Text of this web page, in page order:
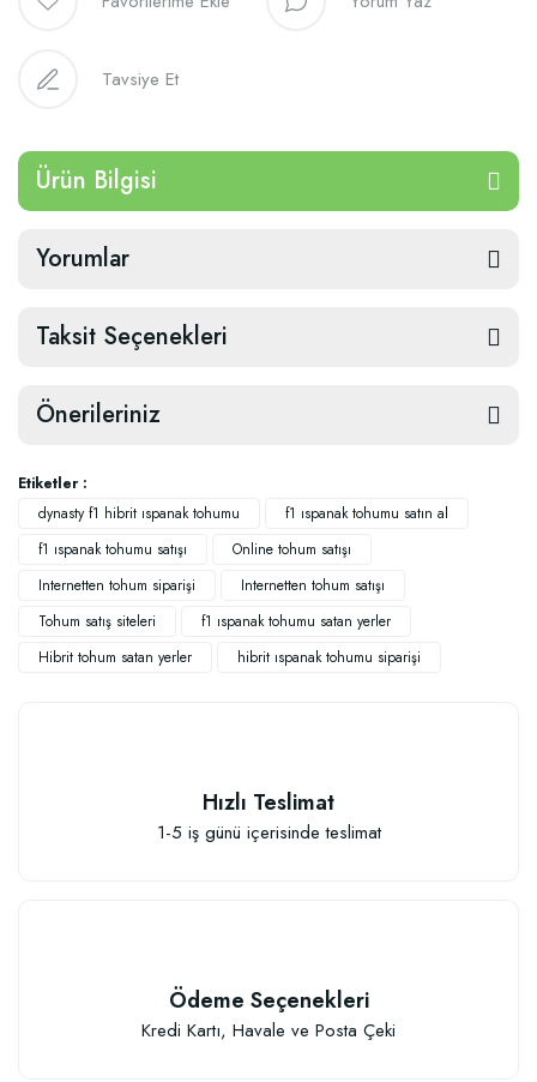
Tavsiye Et
Ürün Bilgisi
Yorumlar
Taksit Seçenekleri
Önerileriniz
Etiketler :
dynasty f1 hibrit ıspanak tohumu
f1 ıspanak tohumu satın al
f1 ıspanak tohumu satışı
Online tohum satışı
Internetten tohum siparişi
Internetten tohum satışı
Tohum satış siteleri
f1 ıspanak tohumu satan yerler
Hibrit tohum satan yerler
hibrit ıspanak tohumu siparişi
Hızlı Teslimat
1-5 iş günü içerisinde teslimat
Ödeme Seçenekleri
Kredi Kartı, Havale ve Posta Çeki